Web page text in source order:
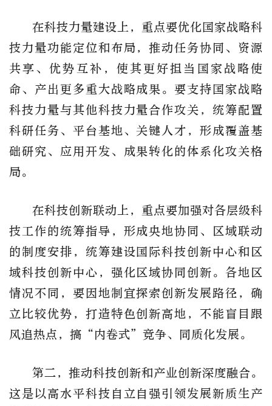
在科技力量建设上，重点要优化国家战略科
技力量功能定位和布局，推动任务协同、资源
共享、优势互补，使其更好担当国家战略使
命、产出更多重大战略成果。要支持国家战略
科技力量与其他科技力量合作攻关，统筹配置
科研任务、平台基地、关键人才，形成覆盖基
础研究、应用开发、成果转化的体系化攻关格
局。
在科技创新联动上，重点要加强对各层级科
技工作的统筹指导，形成央地协同、区域联动
的制度安排，统筹建设国际科技创新中心和区
域科技创新中心，强化区域协同创新。各地区
情况不同，要因地制宜探索创新发展路径，确
立比较优势，打造特色创新高地，不能盲目跟
风追热点，搞“内卷式”竞争、同质化发展。
第二，推动科技创新和产业创新深度融合。
这是以高水平科技自立自强引领发展新质生产